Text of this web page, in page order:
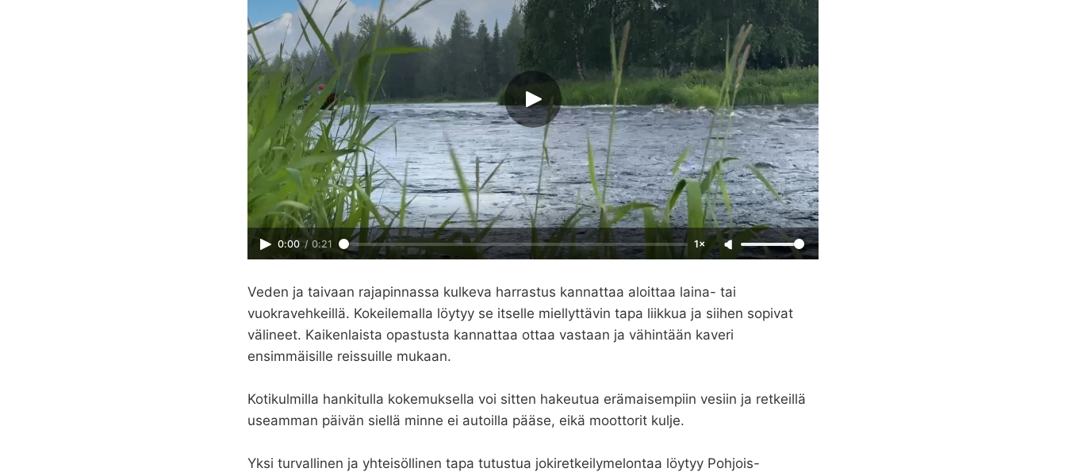
0:00 / 0:21 1×
Veden ja taivaan rajapinnassa kulkeva harrastus kannattaa aloittaa laina- tai
vuokravehkeillä. Kokeilemalla löytyy se itselle miellyttävin tapa liikkua ja siihen sopivat
välineet. Kaikenlaista opastusta kannattaa ottaa vastaan ja vähintään kaveri
ensimmäisille reissuille mukaan.
Kotikulmilla hankitulla kokemuksella voi sitten hakeutua erämaisempiin vesiin ja retkeillä
useamman päivän siellä minne ei autoilla pääse, eikä moottorit kulje.
Yksi turvallinen ja yhteisöllinen tapa tutustua jokiretkeilymelontaa löytyy Pohjois-